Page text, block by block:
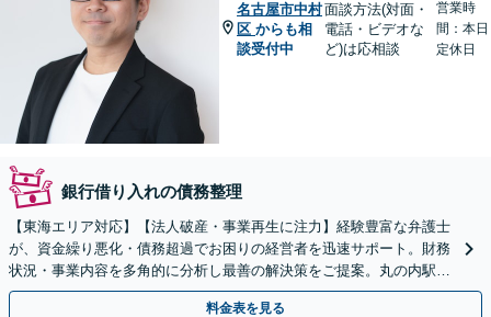
名古屋市中村
区 からも相
談受付中
面談方法(対面・
電話・ビデオな
ど)は応相談
営業時
間：本日
定休日
銀行借り入れの債務整理
【東海エリア対応】【法人破産・事業再生に注力】経験豊富な弁護士
が、資金繰り悪化・債務超過でお困りの経営者を迅速サポート。財務
状況・事業内容を多角的に分析し最善の解決策をご提案。丸の内駅1
分/休日夜間相談可/WEB面談対応
料金表を見る